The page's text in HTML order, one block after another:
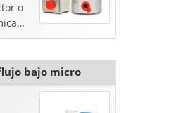
o
bajo micro